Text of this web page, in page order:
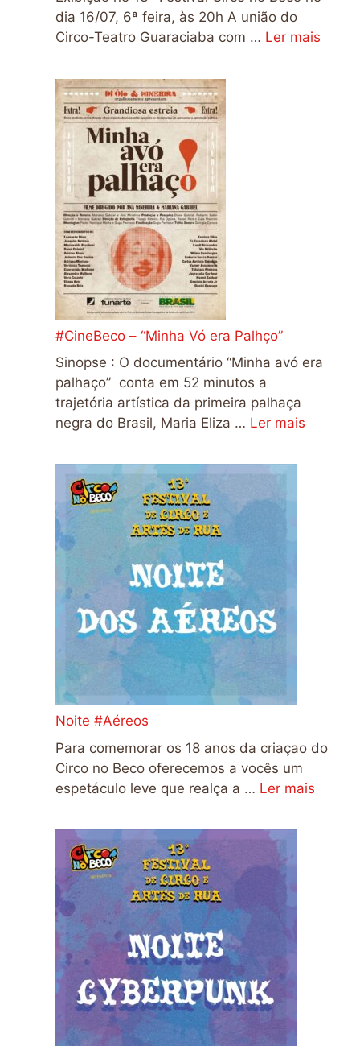
dia 16/07, 6ª feira, às 20h A união do
Circo-Teatro Guaraciaba com … Ler mais
#CineBeco – “Minha Vó era Palhço”
Sinopse : O documentário “Minha avó era
palhaço” conta em 52 minutos a
trajetória artística da primeira palhaça
negra do Brasil, Maria Eliza … Ler mais
Noite #Aéreos
Para comemorar os 18 anos da criaçao do
Circo no Beco oferecemos a vocês um
espetáculo leve que realça a … Ler mais